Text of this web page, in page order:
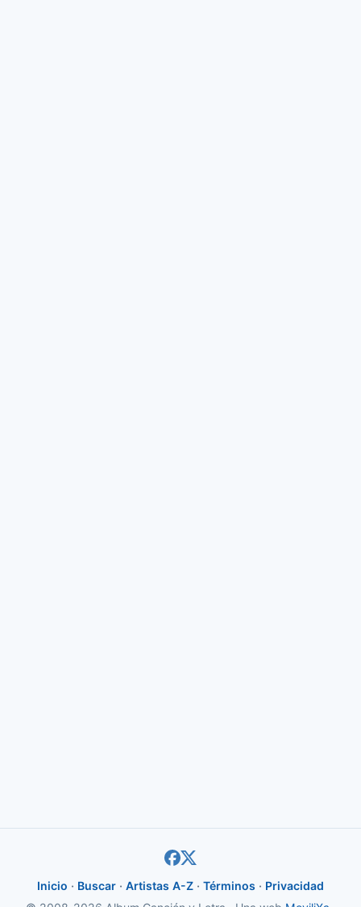
Inicio · Buscar · Artistas A-Z · Términos · Privacidad